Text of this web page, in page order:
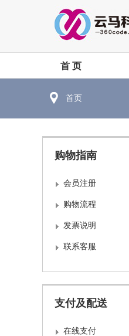
首 页
首页
购物指南
会员注册
购物流程
发票说明
联系客服
支付及配送
在线支付